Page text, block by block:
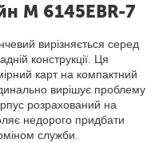
M 6145EBR-7
вирізняється серед
конструкції. Ця
карт на компактний
вирішує проблему
розрахований на
недорого придбати
служби.